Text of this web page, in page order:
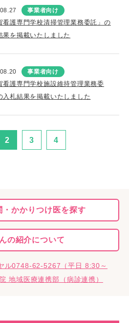
事業者向け
看護専門学校清掃管理業務委託」の
果を掲載いたしました
事業者向け
看護専門学校施設維持管理業務委
入札結果を掲載いたしました
2 3 4
・かかりつけ医を探す
の紹介について